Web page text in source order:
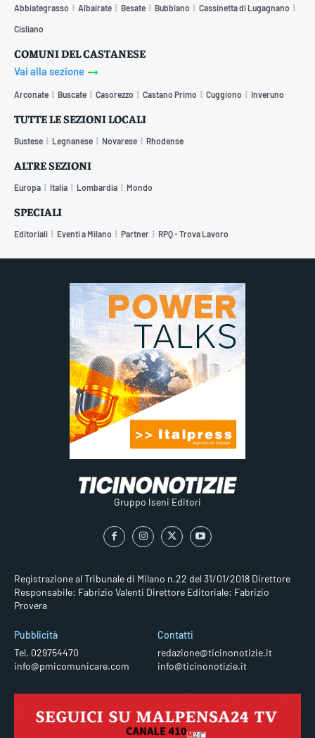
Abbiategrasso Albairate Besate Bubbiano Cassinetta di Lugagnano
Cisliano
COMUNI DEL CASTANESE
Vai alla sezione
Arconate Buscate Casorezzo Castano Primo Cuggiono Inveruno
TUTTE LE SEZIONI LOCALI
Bustese Legnanese Novarese Rhodense
ALTRE SEZIONI
Europa Italia Lombardia Mondo
SPECIALI
Editoriali Eventi a Milano Partner RPQ - Trova Lavoro
Gruppo Iseni Editori
Registrazione al Tribunale di Milano n.22 del 31/01/2018 Direttore
Responsabile: Fabrizio Valenti Direttore Editoriale: Fabrizio
Provera
Pubblicità
Tel. 029754470
info@pmicomunicare.com
Contatti
redazione@ticinonotizie.it
info@ticinonotizie.it